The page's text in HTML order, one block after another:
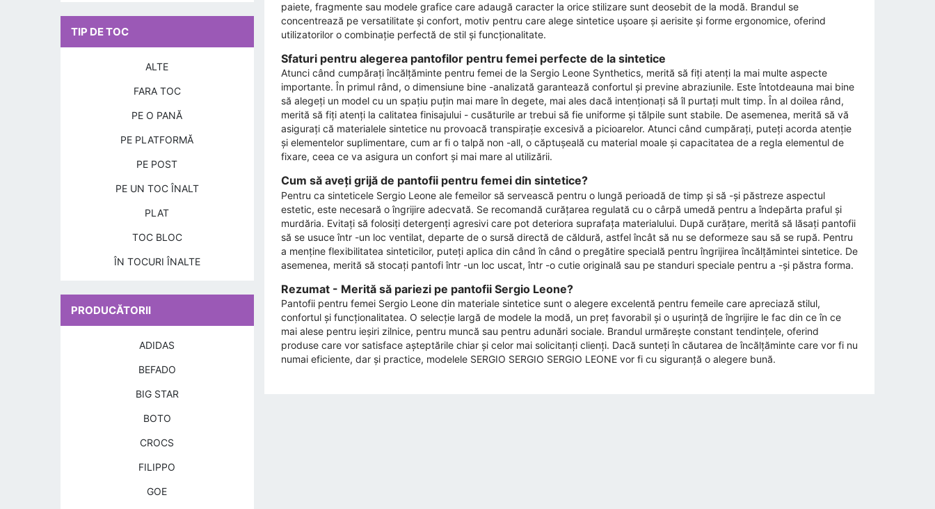
paiete, fragmente sau modele grafice care adaugă caracter la orice stilizare sunt deosebit de la modă. Brandul se
concentrează pe versatilitate și confort, motiv pentru care alege sintetice ușoare și aerisite și forme ergonomice, oferind
utilizatorilor o combinație perfectă de stil și funcționalitate.
Sfaturi pentru alegerea pantofilor pentru femei perfecte de la sintetice
Atunci când cumpărați încălțăminte pentru femei de la Sergio Leone Synthetics, merită să fiți atenți la mai multe aspecte
importante. În primul rând, o dimensiune bine -analizată garantează confortul și previne abraziunile. Este întotdeauna mai bine
să alegeți un model cu un spațiu puțin mai mare în degete, mai ales dacă intenționați să îl purtați mult timp. În al doilea rând,
merită să fiți atenți la calitatea finisajului - cusăturile ar trebui să fie uniforme și tălpile sunt stabile. De asemenea, merită să vă
asigurați că materialele sintetice nu provoacă transpirație excesivă a picioarelor. Atunci când cumpărați, puteți acorda atenție
și elementelor suplimentare, cum ar fi o talpă non -all, o căptușeală cu material moale și capacitatea de a regla elementul de
fixare, ceea ce va asigura un confort și mai mare al utilizării.
Cum să aveți grijă de pantofii pentru femei din sintetice?
Pentru ca sinteticele Sergio Leone ale femeilor să servească pentru o lungă perioadă de timp și să -și păstreze aspectul
estetic, este necesară o îngrijire adecvată. Se recomandă curățarea regulată cu o cârpă umedă pentru a îndepărta praful și
murdăria. Evitați să folosiți detergenți agresivi care pot deteriora suprafața materialului. După curățare, merită să lăsați pantofii
să se usuce într -un loc ventilat, departe de o sursă directă de căldură, astfel încât să nu se deformeze sau să se rupă. Pentru
a menține flexibilitatea sinteticilor, puteți aplica din când în când o pregătire specială pentru îngrijirea încălțămintei sintetice. De
asemenea, merită să stocați pantofi într -un loc uscat, într -o cutie originală sau pe standuri speciale pentru a -și păstra forma.
Rezumat - Merită să pariezi pe pantofii Sergio Leone?
Pantofii pentru femei Sergio Leone din materiale sintetice sunt o alegere excelentă pentru femeile care apreciază stilul,
confortul și funcționalitatea. O selecție largă de modele la modă, un preț favorabil și o ușurință de îngrijire le fac din ce în ce
mai alese pentru ieșiri zilnice, pentru muncă sau pentru adunări sociale. Brandul urmărește constant tendințele, oferind
produse care vor satisface așteptările chiar și celor mai solicitanți clienți. Dacă sunteți în căutarea de încălțăminte care vor fi nu
numai eficiente, dar și practice, modelele SERGIO SERGIO SERGIO LEONE vor fi cu siguranță o alegere bună.
TIP DE TOC
ALTE
FARA TOC
PE O PANĂ
PE PLATFORMĂ
PE POST
PE UN TOC ÎNALT
PLAT
TOC BLOC
ÎN TOCURI ÎNALTE
PRODUCĂTORII
ADIDAS
BEFADO
BIG STAR
BOTO
CROCS
FILIPPO
GOE